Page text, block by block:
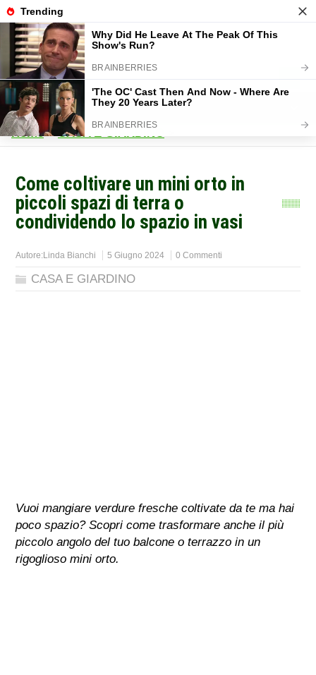
Home> CASA E GIARDINO
Come coltivare un mini orto in
piccoli spazi di terra o
condividendo lo spazio in vasi
Autore:Linda Bianchi 5 Giugno 2024 0 Commenti
CASA E GIARDINO
Vuoi mangiare verdure fresche coltivate da te ma hai
poco spazio? Scopri come trasformare anche il più
piccolo angolo del tuo balcone o terrazzo in un
rigoglioso mini orto.